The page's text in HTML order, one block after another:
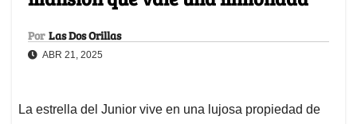
Por Las Dos Orillas
ABR 21, 2025
La estrella del Junior vive en una lujosa propiedad de